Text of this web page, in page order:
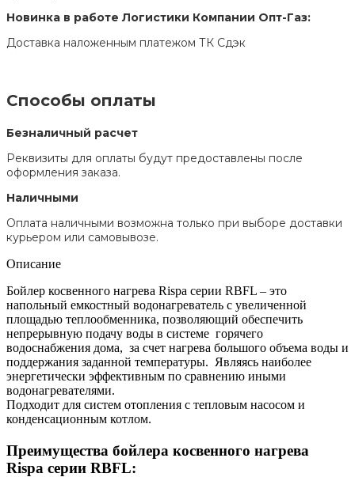
Новинка в работе Логистики Компании Опт-Газ:
Доставка наложенным платежом ТК Сдэк
Способы оплаты
Безналичный расчет
Реквизиты для оплаты будут предоставлены после
оформления заказа.
Наличными
Оплата наличными возможна только при выборе доставки
курьером или самовывозе.
Описание
Бойлер косвенного нагрева Rispa серии RBFL – это
напольный емкостный водонагреватель c увеличенной
площадью теплообменника, позволяющий обеспечить
непрерывную подачу воды в системе горячего
водоснабжения дома, за счет нагрева большого объема воды и
поддержания заданной температуры. Являясь наиболее
энергетически эффективным по сравнению иными
водонагревателями.
Подходит для систем отопления с тепловым насосом и
конденсационным котлом.
Преимущества бойлера косвенного нагрева
Rispa серии RBFL: